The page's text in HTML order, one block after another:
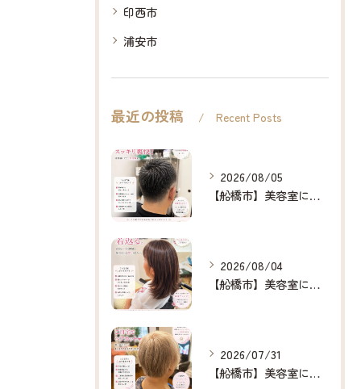
印西市
浦安市
最近の投稿 Recent Posts
2026/08/05
【船橋市】美容室に行けない…をなくしたい✂️✨
2026/08/04
【船橋市】美容室に行けない…をなくしたい✂️✨
2026/07/31
【船橋市】美容室に行けない…をなくしたい✂️✨